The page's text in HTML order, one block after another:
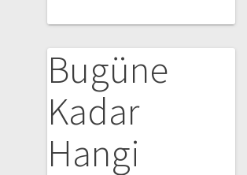
Bugüne
Kadar
Hangi